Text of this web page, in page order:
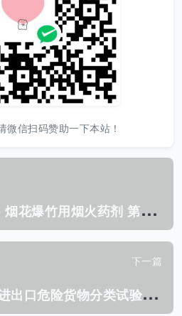
微信扫码赞助一下本站！
S
N/T 1732.19-2015 烟花爆竹用烟火药剂 第19部分: 没食子酸的检测方法 高效液相色谱法.pdf
下一篇
S
N/T 1828.7-2013 进出口危险货物分类试验方法 第7部分:压缩气体.pdf